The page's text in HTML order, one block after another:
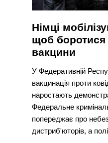
Німці
щоб
вакцини
У Федеративній
вакцинація проти
наростають
Федеральне
попереджає про
дистриб'юторів, а